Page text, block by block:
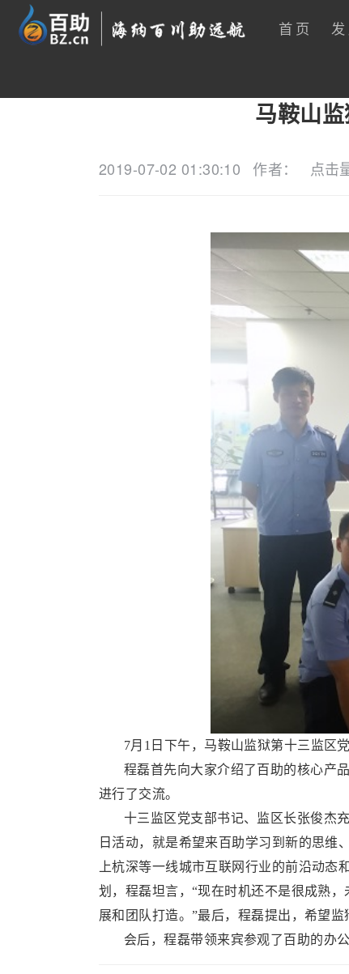
首页
马鞍山
2019-07-02 01:30:10 作者： 点击
7月1日下午，马鞍山监狱第十三监区
程磊首先向大家介绍了百助的核心产品
进行了交流。
十三监区党支部书记、监区长张俊杰充
日活动，就是希望来百助学习到新的思维
上杭深等一线城市互联网行业的前沿动
划，程磊坦言，“现在时机还不是很成熟
展和团队打造。”最后，程磊提出，希望
会后，程磊带领来宾参观了百助的办公